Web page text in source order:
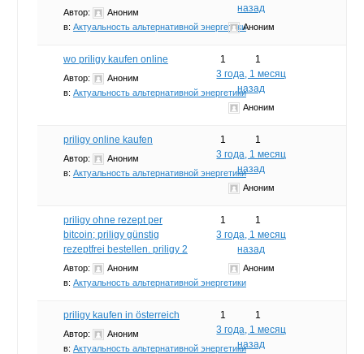
Автор:
Аноним
в: Актуальность альтернативной энергетики
назад
Аноним
wo priligy kaufen online
Автор:
Аноним
в: Актуальность альтернативной энергетики
1
1
3 года, 1 месяц
назад
Аноним
priligy online kaufen
Автор:
Аноним
в: Актуальность альтернативной энергетики
1
1
3 года, 1 месяц
назад
Аноним
priligy ohne rezept per
bitcoin; priligy günstig
rezeptfrei bestellen. priligy 2
Автор:
Аноним
в: Актуальность альтернативной энергетики
1
1
3 года, 1 месяц
назад
Аноним
priligy kaufen in österreich
Автор:
Аноним
в: Актуальность альтернативной энергетики
1
1
3 года, 1 месяц
назад